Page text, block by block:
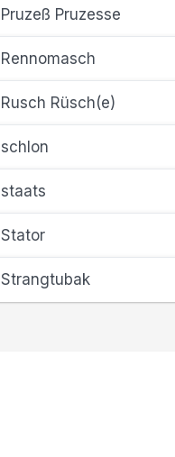
Pruzeß Pruzesse
Rennomasch
Rusch Rüsch(e)
schlon
staats
Stator
Strangtubak